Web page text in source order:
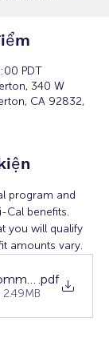
PDT
340 W
CA 92832,
program and
Cal benefits.
you will qualify
amounts vary.
Resource
.pdf